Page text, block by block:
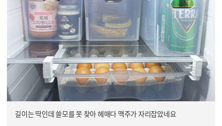
길이는 딱인데 쓸모를 못 찾아 헤매다 맥주가 자리잡았네요